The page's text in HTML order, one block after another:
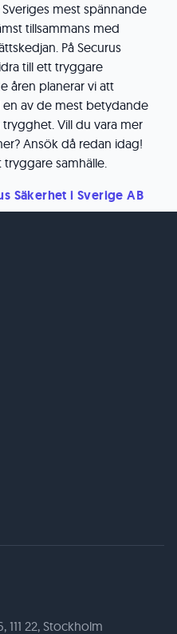
mest spännande
tillsammans med
På Securus
till ett tryggare
åren planerar vi att
en av de mest betydande
Vill du vara mer
Ansök då redan idag!
samhälle.
Säkerhet i Sverige AB
22, Stockholm